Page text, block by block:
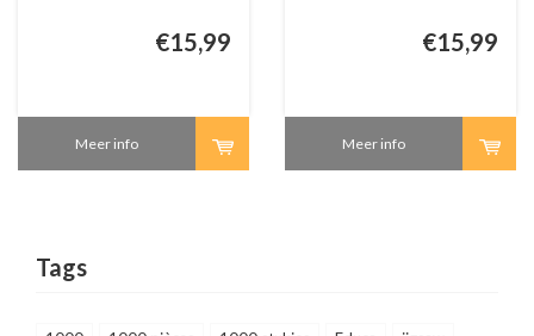
€15,99
Meer info
€15,99
Meer info
Tags